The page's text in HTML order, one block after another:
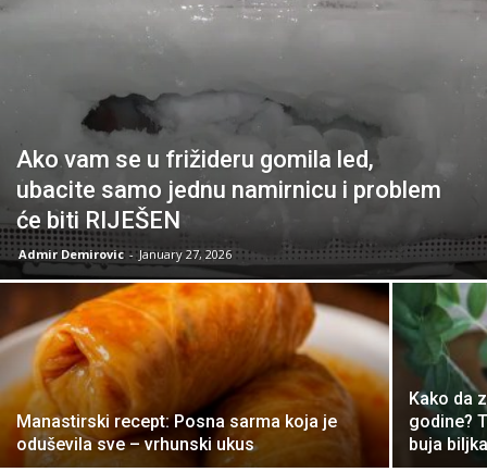
Ako vam se u frižideru gomila led,
ubacite samo jednu namirnicu i problem
će biti RIJEŠEN
Admir Demirovic - January 27, 2026
Manastirski recept: Posna sarma koja je
oduševila sve – vrhunski ukus
Kako da
godine?
buja